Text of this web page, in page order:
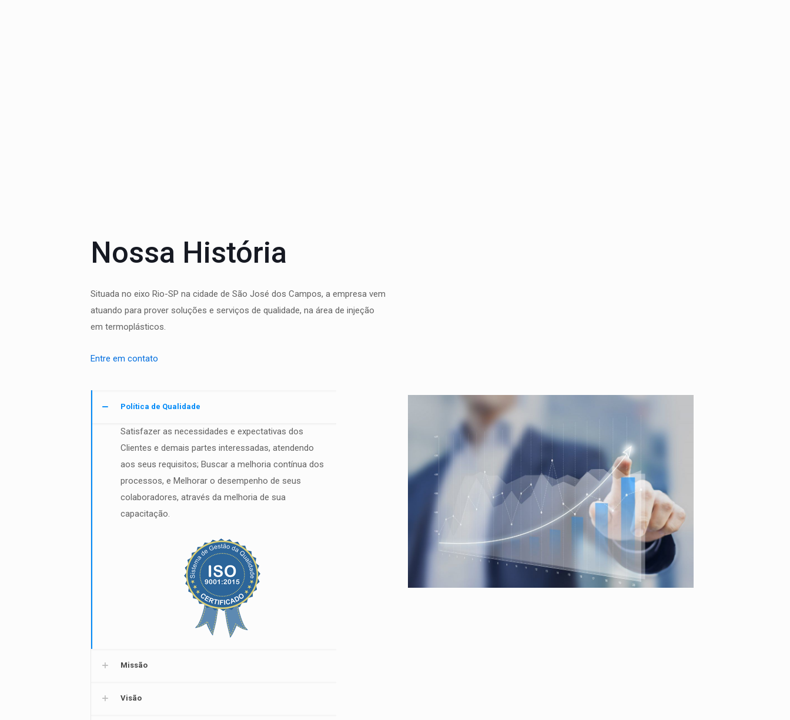
Nossa História
Situada no eixo Rio-SP na cidade de São José dos Campos, a empresa vem
atuando para prover soluções e serviços de qualidade, na área de injeção
em termoplásticos.
Entre em contato
Política de Qualidade
Satisfazer as necessidades e expectativas dos
Clientes e demais partes interessadas, atendendo
aos seus requisitos; Buscar a melhoria contínua dos
processos, e Melhorar o desempenho de seus
colaboradores, através da melhoria de sua
capacitação.
Missão
Visão